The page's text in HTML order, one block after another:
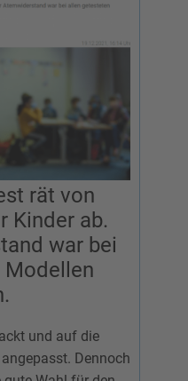
rät von
Kinder ab.
war bei
Modellen
und auf die
Dennoch